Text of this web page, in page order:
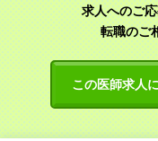
求人へのご
転職のご
この医師求人